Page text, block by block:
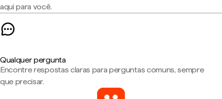
aqui para você.
Qualquer pergunta
Encontre respostas claras para perguntas comuns, sempre
que precisar.